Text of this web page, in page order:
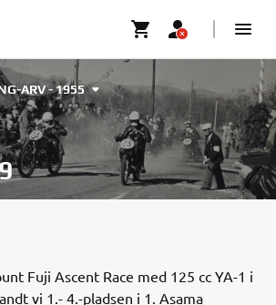
ARV - 1955
Fuji Ascent Race med 125 cc YA-1 i
vi 1.- 4.-pladsen i 1. Asama